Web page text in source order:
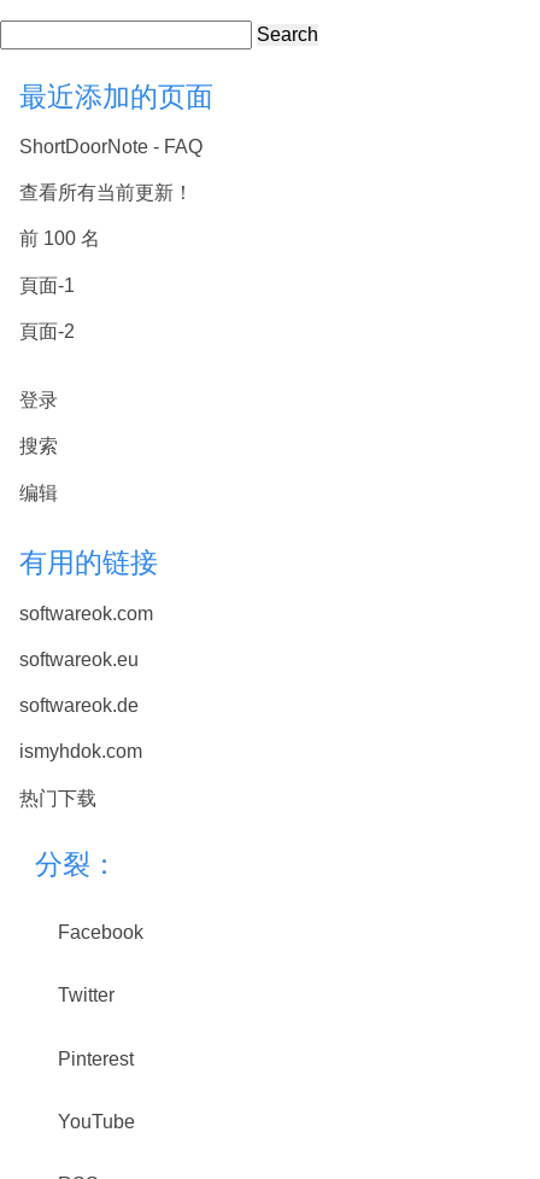
Search
最近添加的页面
ShortDoorNote - FAQ
查看所有当前更新！
前 100 名
頁面-1
頁面-2
登录
搜索
编辑
有用的链接
softwareok.com
softwareok.eu
softwareok.de
ismyhdok.com
热门下载
分裂：
Facebook
Twitter
Pinterest
YouTube